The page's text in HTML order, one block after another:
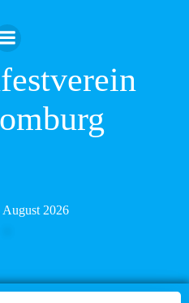
Inhalt
springen
August 2026